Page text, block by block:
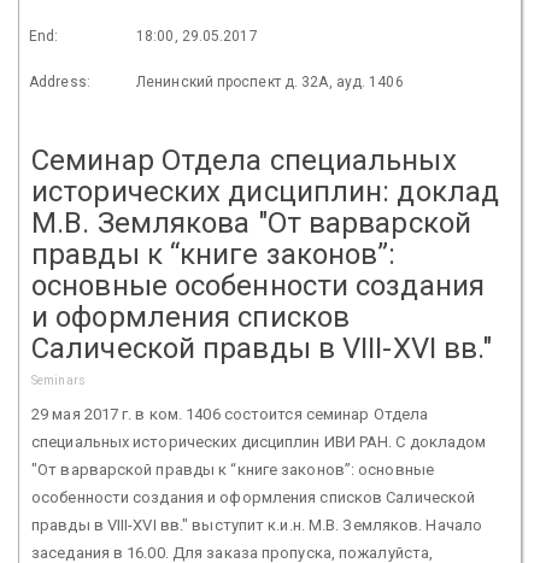
End: 18:00, 29.05.2017
Address: Ленинский проспект д. 32А, ауд. 1406
Семинар Отдела специальных
исторических дисциплин: доклад
М.В. Землякова "От варварской
правды к “книге законов”:
основные особенности создания
и оформления списков
Салической правды в VIII-XVI вв."
Seminars
29 мая 2017 г. в ком. 1406 состоится семинар Отдела
специальных исторических дисциплин ИВИ РАН. С докладом
"От варварской правды к “книге законов”: основные
особенности создания и оформления списков Салической
правды в VIII-XVI вв." выступит к.и.н. М.В. Земляков. Начало
заседания в 16.00. Для заказа пропуска, пожалуйста,